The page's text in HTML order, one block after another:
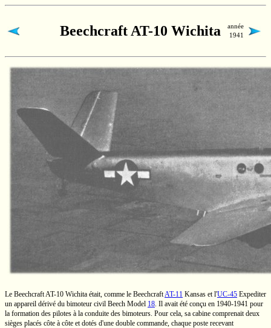
Beechcraft AT-10 Wichita
année
1941
Le BeechcraftAT-10 Wichita était, comme le BeechcraftAT-11 Kansas etl'UC-45 Expediter
un appareil dérivé du bimoteur civil Beech Model 18. Il avait été conçu en 1940-1941 pour
la formation des pilotes à la conduite des bimoteurs. Pour cela, sa cabine comprenait deux
sièges placés côte à côte et dotés d'une double commande, chaque poste recevant